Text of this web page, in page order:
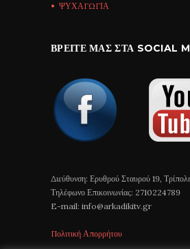
ΨΥΧΑΓΩΓΙΑ
ΒΡΕΊΤΕ ΜΑΣ ΣΤΑ SOCIAL
Διεύθυνση: Ερυθρού Σταυρού 19,
Τηλέφωνο Επικοινωνίας: 2710224789
E-mail: info@arkadikitv.gr
Πολιτική Απορρήτου